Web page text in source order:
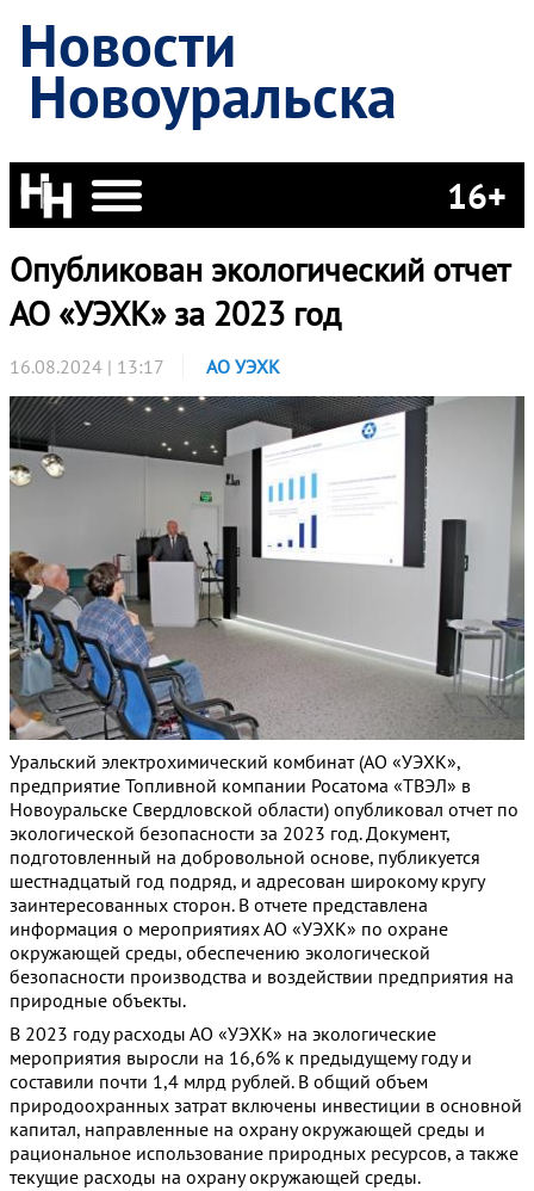
Новости
Новоуральска
16+
Опубликован экологический отчет
АО «УЭХК» за 2023 год
16.08.2024 | 13:17 АО УЭХК
Уральский электрохимический комбинат (АО «УЭХК»,
предприятие Топливной компании Росатома «ТВЭЛ» в
Новоуральске Свердловской области) опубликовал отчет по
экологической безопасности за 2023 год. Документ,
подготовленный на добровольной основе, публикуется
шестнадцатый год подряд, и адресован широкому кругу
заинтересованных сторон. В отчете представлена
информация о мероприятиях АО «УЭХК» по охране
окружающей среды, обеспечению экологической
безопасности производства и воздействии предприятия на
природные объекты.
В 2023 году расходы АО «УЭХК» на экологические
мероприятия выросли на 16,6% к предыдущему году и
составили почти 1,4 млрд рублей. В общий объем
природоохранных затрат включены инвестиции в основной
капитал, направленные на охрану окружающей среды и
рациональное использование природных ресурсов, а также
текущие расходы на охрану окружающей среды.